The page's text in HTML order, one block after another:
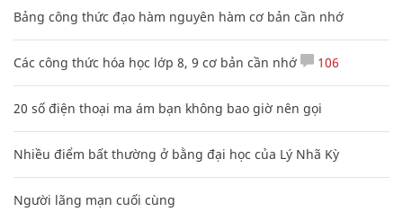
Bảng công thức đạo hàm nguyên hàm cơ bản cần nhớ
Các công thức hóa học lớp 8, 9 cơ bản cần nhớ 106
20 số điện thoại ma ám bạn không bao giờ nên gọi
Nhiều điểm bất thường ở bằng đại học của Lý Nhã Kỳ
Người lãng mạn cuối cùng